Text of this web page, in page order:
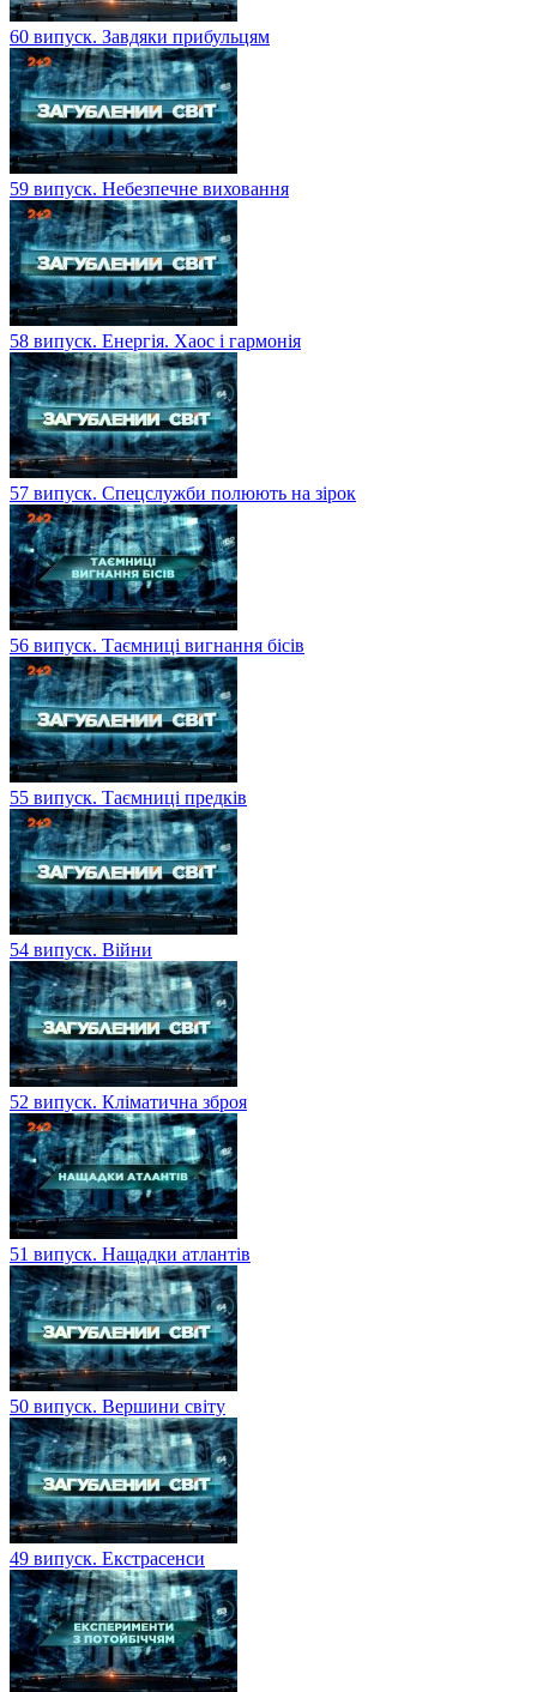
60 випуск. Завдяки прибульцям
59 випуск. Небезпечне виховання
58 випуск. Енергія. Хаос і гармонія
57 випуск. Спецслужби полюють на зірок
56 випуск. Таємниці вигнання бісів
55 випуск. Таємниці предків
54 випуск. Війни
52 випуск. Кліматична зброя
51 випуск. Нащадки атлантів
50 випуск. Вершини світу
49 випуск. Екстрасенси